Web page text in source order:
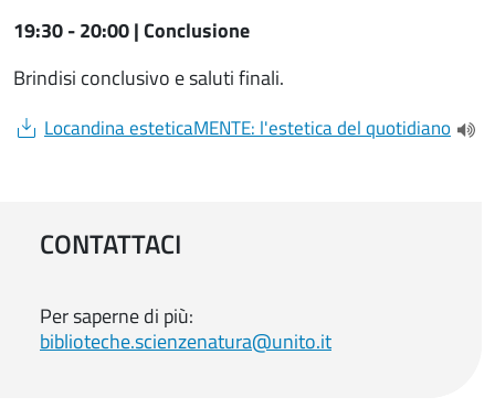
19:30 - 20:00 | Conclusione
Brindisi conclusivo e saluti finali.
Document
Locandina esteticaMENTE: l'estetica del quotidiano
CONTATTACI
Per saperne di più:
biblioteche.scienzenatura@unito.it